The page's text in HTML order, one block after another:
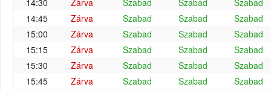
14:30
Zárva Szabad Szabad
Szabad
14:45
Zárva Szabad Szabad
Szabad
15:00
Zárva Szabad Szabad
Szabad
15:15
Zárva Szabad Szabad
Szabad
15:30
Zárva Szabad Szabad
Szabad
15:45
Zárva Szabad Szabad
Szabad